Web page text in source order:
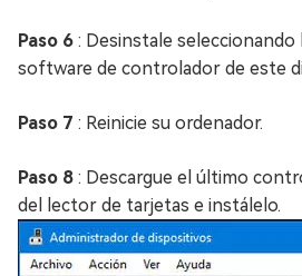
Paso 6 : Desinstale seleccionando
software de controlador de este
Paso 7 : Reinicie su ordenador.
Paso 8 : Descargue el último
del lector de tarjetas e instálelo.